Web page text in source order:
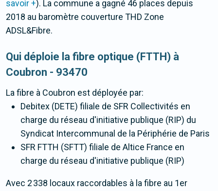
savoir +). La commune a gagné 46 places depuis
2018 au baromètre couverture THD Zone
ADSL&Fibre.
Qui déploie la fibre optique (FTTH) à
Coubron - 93470
La fibre à Coubron est déployée par:
Debitex (DETE) filiale de SFR Collectivités en
charge du réseau d'initiative publique (RIP) du
Syndicat Intercommunal de la Périphérie de Paris
SFR FTTH (SFTT) filiale de Altice France en
charge du réseau d'initiative publique (RIP)
Avec 2 338 locaux raccordables à la fibre au 1er